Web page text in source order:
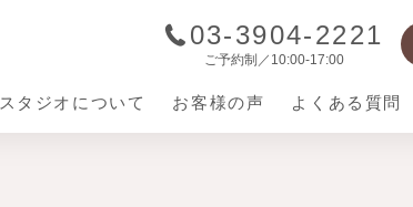
03-3904-2221
ご予約制／10:00-17:00
スタジオについて お客様の声 よくある質問